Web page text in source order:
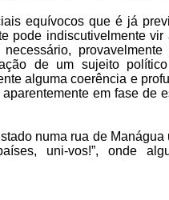
equívocos que é já
pode indiscutivelmente
de um sujeito
alguma coerência e
em fase de
numa rua de
uni-vos!”, onde